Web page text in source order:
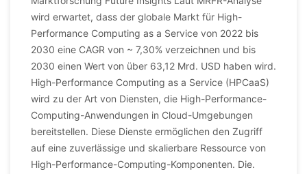
wird erwartet, dass der globale Markt für High-
Performance Computing as a Service von 2022 bis
2030 eine CAGR von ~ 7,30% verzeichnen und bis
2030 einen Wert von über 63,12 Mrd. USD haben wird.
High-Performance Computing as a Service (HPCaaS)
wird zu der Art von Diensten, die High-Performance-
Computing-Anwendungen in Cloud-Umgebungen
bereitstellen. Diese Dienste ermöglichen den Zugriff
auf eine zuverlässige und skalierbare Ressource von
High-Performance-Computing-Komponenten. Die.